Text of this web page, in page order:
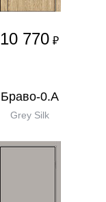
10 770 ₽
Браво-0.А
Grey Silk